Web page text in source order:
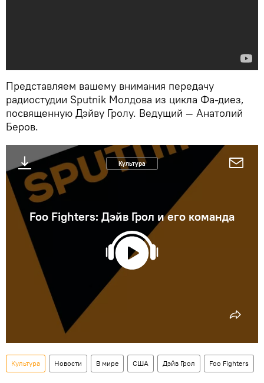
Представляем вашему внимания передачу
радиостудии Sputnik Молдова из цикла Фа-диез,
посвященную Дэйву Гролу. Ведущий — Анатолий
Беров.
Культура
Foo Fighters: Дэйв Грол и его команда
Культура Новости В мире США Дэйв Грол Foo Fighters